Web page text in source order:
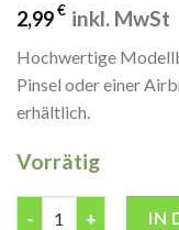
2,99€ inkl. MwSt
Hochwertige
Pinsel oder einer
erhältlich.
Vorrätig
IN